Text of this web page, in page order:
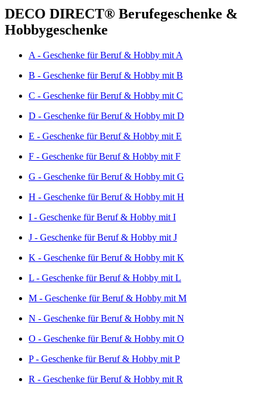
DECO DIRECT® Berufegeschenke &
Hobbygeschenke
A - Geschenke für Beruf & Hobby mit A
B - Geschenke für Beruf & Hobby mit B
C - Geschenke für Beruf & Hobby mit C
D - Geschenke für Beruf & Hobby mit D
E - Geschenke für Beruf & Hobby mit E
F - Geschenke für Beruf & Hobby mit F
G - Geschenke für Beruf & Hobby mit G
H - Geschenke für Beruf & Hobby mit H
I - Geschenke für Beruf & Hobby mit I
J - Geschenke für Beruf & Hobby mit J
K - Geschenke für Beruf & Hobby mit K
L - Geschenke für Beruf & Hobby mit L
M - Geschenke für Beruf & Hobby mit M
N - Geschenke für Beruf & Hobby mit N
O - Geschenke für Beruf & Hobby mit O
P - Geschenke für Beruf & Hobby mit P
R - Geschenke für Beruf & Hobby mit R